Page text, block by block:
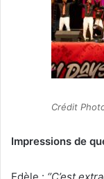
Crédit
Impressions de